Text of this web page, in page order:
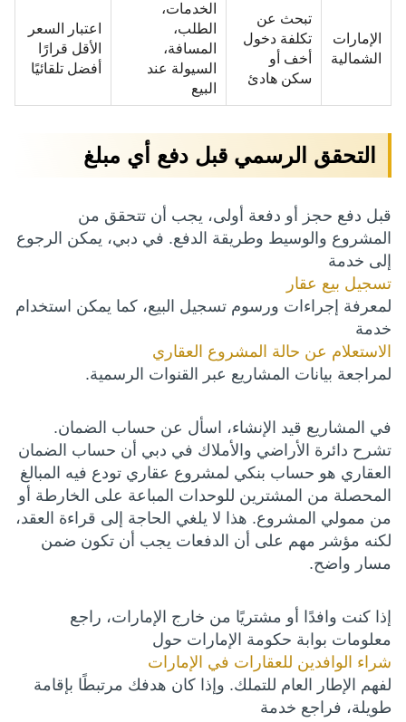
الإمارات
الشمالية
تبحث عن
تكلفة دخول
أخف أو
سكن هادئ
الخدمات،
الطلب،
المسافة،
السيولة عند
البيع
اعتبار السعر
الأقل قرارًا
أفضل تلقائيًا
التحقق الرسمي قبل دفع أي مبلغ
قبل دفع حجز أو دفعة أولى، يجب أن تتحقق من
المشروع والوسيط وطريقة الدفع. في دبي، يمكن الرجوع
إلى خدمة
تسجيل بيع عقار
لمعرفة إجراءات ورسوم تسجيل البيع، كما يمكن استخدام
خدمة
الاستعلام عن حالة المشروع العقاري
لمراجعة بيانات المشاريع عبر القنوات الرسمية.
في المشاريع قيد الإنشاء، اسأل عن حساب الضمان.
تشرح دائرة الأراضي والأملاك في دبي أن حساب الضمان
العقاري هو حساب بنكي لمشروع عقاري تودع فيه المبالغ
المحصلة من المشترين للوحدات المباعة على الخارطة أو
من ممولي المشروع. هذا لا يلغي الحاجة إلى قراءة العقد،
لكنه مؤشر مهم على أن الدفعات يجب أن تكون ضمن
مسار واضح.
إذا كنت وافدًا أو مشتريًا من خارج الإمارات، راجع
معلومات بوابة حكومة الإمارات حول
شراء الوافدين للعقارات في الإمارات
لفهم الإطار العام للتملك. وإذا كان هدفك مرتبطًا بإقامة
طويلة، فراجع خدمة